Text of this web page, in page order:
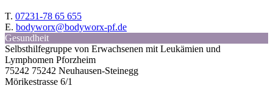
T. 07231-78 65 655
E. bodyworx@bodyworx-pf.de
Gesundheit
Selbsthilfegruppe von Erwachsenen mit Leukämien und
Lymphomen Pforzheim
75242 75242 Neuhausen-Steinegg
Mörikestrasse 6/1